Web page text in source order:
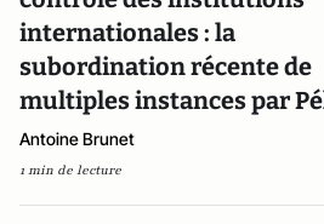
internationales : la
subordination récente de
multiples instances par
Antoine Brunet
1 min de lecture